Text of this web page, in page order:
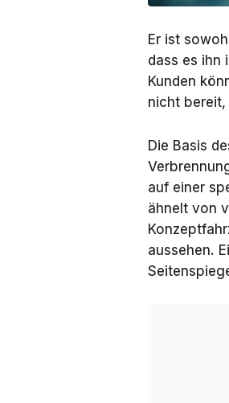
Er ist
dass es ihn
Kunden
nicht bereit,
Die Basis
auf einer
ähnelt von
aussehen.